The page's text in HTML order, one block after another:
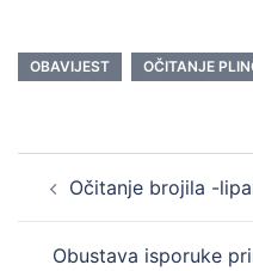
OBAVIJEST OČITANJE
navigation
Očitanje brojila -
Obustava isporuke